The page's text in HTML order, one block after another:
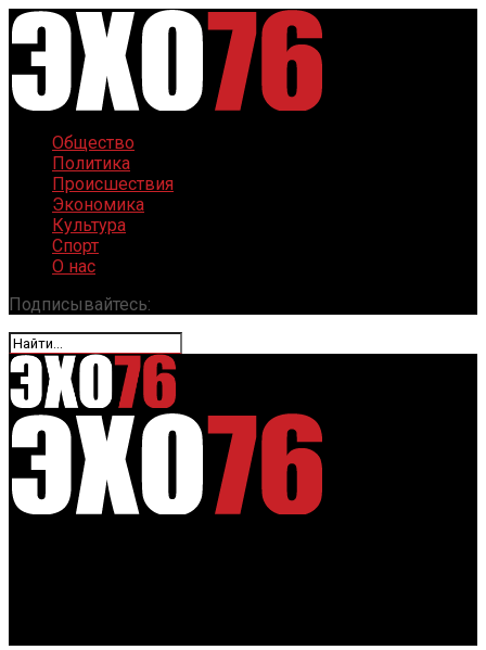
Общество
Политика
Происшествия
Экономика
Культура
Спорт
О нас
Подписывайтесь: